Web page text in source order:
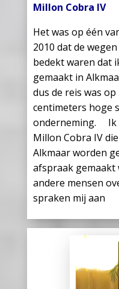
Millon Cobra IV
Het was op één
2010 dat de
bedekt waren dat
gemaakt in
dus de reis was
centimeters hoge
onderneming. Ik
Millon Cobra IV
Alkmaar worden
afspraak gemaakt
andere mensen
spraken mij aan